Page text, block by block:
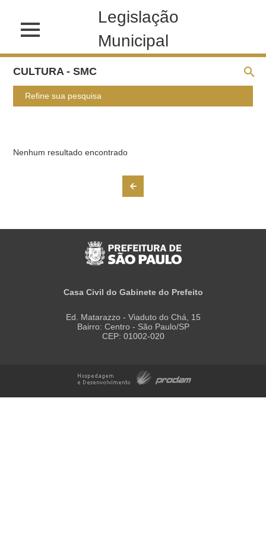
Legislação
Municipal
CULTURA - SMC
Refine sua pesquisa
Nenhum resultado encontrado
Casa Civil do Gabinete do Prefeito
Ed. Matarazzo - Viaduto do Chá, 15
Bairro: Centro - São Paulo/SP
CEP: 01002-020